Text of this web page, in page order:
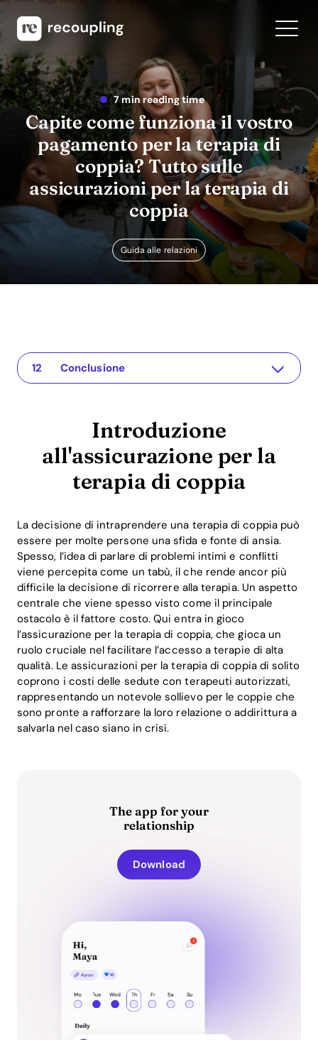
7 min reading time
Capite come funziona il vostro
pagamento per la terapia di
coppia? Tutto sulle
assicurazioni per la terapia di
coppia
Guida alle relazioni
Introduzione all'assicurazione per la terapia di coppia
The app for your relationship
Cosa copre l'assicurazione per la terapia di coppia?
Consigli per usufruire delle assicurazioni per la terapia di coppia
Il ruolo di Recoupling nella cura delle relazioni
Funzionalità innovative dell'app Recoupling
Vantaggi del ROI dell'investimento nella terapia di coppia
Domande Frequenti (FAQ)
Quale copertura offre l'assicurazione per la terapia di coppia?
Come posso scegliere il terapeuta giusto?
Posso utilizzare l'app Recoupling anche senza assicurazione?
Conclusione
Introduzione
all'assicurazione per la
terapia di coppia
La decisione di intraprendere una terapia di coppia può
essere per molte persone una sfida e fonte di ansia.
Spesso, l’idea di parlare di problemi intimi e conflitti
viene percepita come un tabù, il che rende ancor più
difficile la decisione di ricorrere alla terapia. Un aspetto
centrale che viene spesso visto come il principale
ostacolo è il fattore costo. Qui entra in gioco
l’assicurazione per la terapia di coppia, che gioca un
ruolo cruciale nel facilitare l’accesso a terapie di alta
qualità. Le assicurazioni per la terapia di coppia di solito
coprono i costi delle sedute con terapeuti autorizzati,
rappresentando un notevole sollievo per le coppie che
sono pronte a rafforzare la loro relazione o addirittura a
salvarla nel caso siano in crisi.
The app for your
relationship
Download